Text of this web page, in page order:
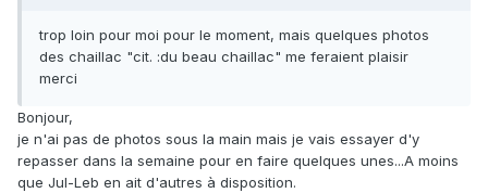
trop loin pour moi pour le moment, mais quelques photos
des chaillac "cit. :du beau chaillac" me feraient plaisir
merci
Bonjour,
je n'ai pas de photos sous la main mais je vais essayer d'y
repasser dans la semaine pour en faire quelques unes...A moins
que Jul-Leb en ait d'autres à disposition.